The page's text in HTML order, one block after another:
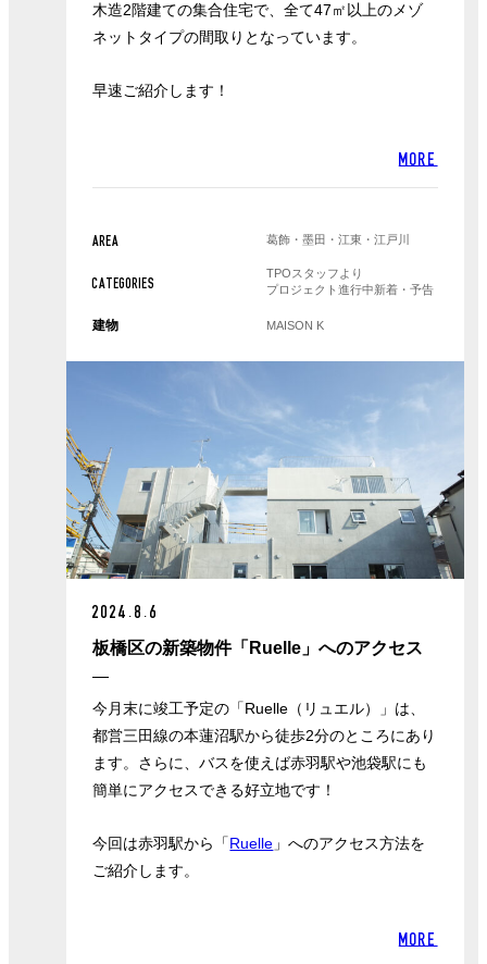
木造2階建ての集合住宅で、全て47㎡以上のメゾ
ネットタイプの間取りとなっています。
早速ご紹介します！
MORE
AREA 葛飾・墨田・江東・江戸川
CATEGORIES
TPOスタッフより
プロジェクト進行中新着・予告
建物 MAISON K
2024.8.6
板橋区の新築物件「Ruelle」へのアクセス
今月末に竣工予定の「Ruelle（リュエル）」は、
都営三田線の本蓮沼駅から徒歩2分のところにあり
ます。さらに、バスを使えば赤羽駅や池袋駅にも
簡単にアクセスできる好立地です！
今回は赤羽駅から「Ruelle 」へのアクセス方法を
ご紹介します。
MORE